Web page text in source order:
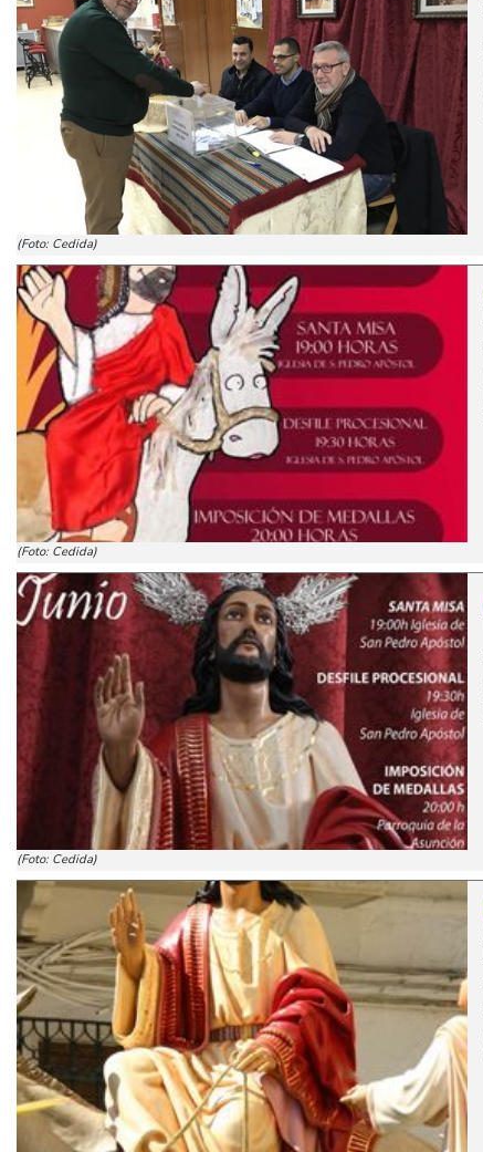
(Foto: Cedida)
(Foto: Cedida)
(Foto: Cedida)